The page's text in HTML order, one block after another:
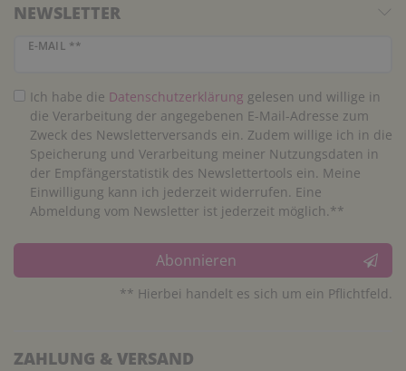
NEWSLETTER
E-MAIL **
Newsletter Honig
Ich habe die Daten­schutz­erklärung gelesen und willige in
die Verarbeitung der angegebenen E-Mail-Adresse zum
Zweck des Newsletterversands ein. Zudem willige ich in die
Speicherung und Verarbeitung meiner Nutzungsdaten in
der Empfängerstatistik des Newslettertools ein. Meine
Einwilligung kann ich jederzeit widerrufen. Eine
Abmeldung vom Newsletter ist jederzeit möglich.**
Abonnieren
** Hierbei handelt es sich um ein Pflichtfeld.
ZAHLUNG & VERSAND